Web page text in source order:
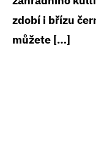
zdobí i břízu
můžete […]